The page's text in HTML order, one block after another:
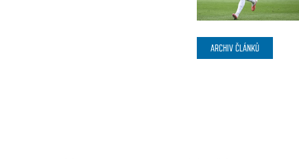
ARCHIV ČLÁNKŮ